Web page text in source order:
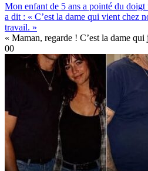
Mon enfant de 5 ans a pointé du doigt
a dit : « C’est la dame qui vient chez
travail. »
« Maman, regarde ! C’est la dame qui
00